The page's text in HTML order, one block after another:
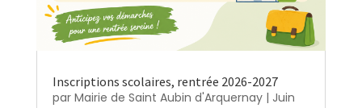
Inscriptions scolaires, rentrée 2026-2027
par Mairie de Saint Aubin d'Arquernay| Juin